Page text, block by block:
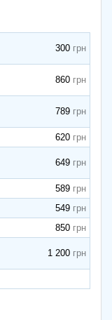
300
860
789
620
649
589
549
850
1 200